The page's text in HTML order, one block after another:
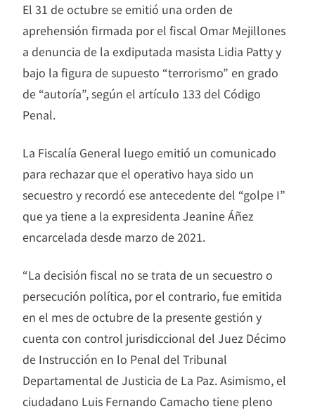
El 31 de octubre se emitió una orden de
aprehensión firmada por el fiscal Omar Mejillones
a denuncia de la exdiputada masista Lidia Patty y
bajo la figura de supuesto “terrorismo” en grado
de “autoría”, según el artículo 133 del Código
Penal.
La Fiscalía General luego emitió un comunicado
para rechazar que el operativo haya sido un
secuestro y recordó ese antecedente del “golpe I”
que ya tiene a la expresidenta Jeanine Áñez
encarcelada desde marzo de 2021.
“La decisión fiscal no se trata de un secuestro o
persecución política, por el contrario, fue emitida
en el mes de octubre de la presente gestión y
cuenta con control jurisdiccional del Juez Décimo
de Instrucción en lo Penal del Tribunal
Departamental de Justicia de La Paz. Asimismo, el
ciudadano Luis Fernando Camacho tiene pleno